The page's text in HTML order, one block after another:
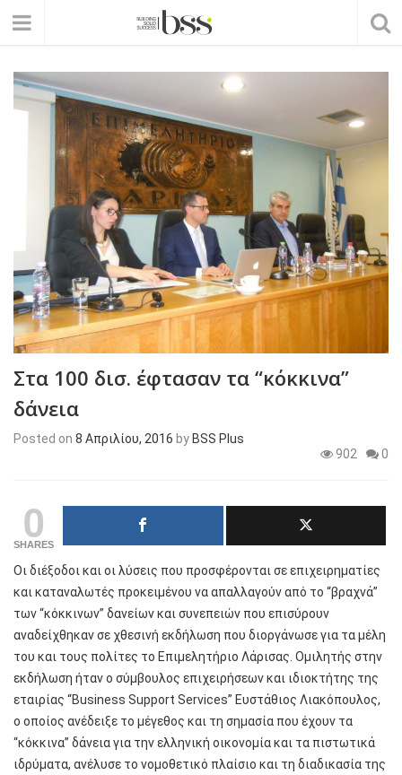
Στα 100 δισ. έφτασαν τα “κόκκινα”
δάνεια
Posted on 8 Απριλίου, 2016 byBSS Plus
902
0
0
SHARES
Οι διέξοδοι και οι λύσεις που προσφέρονται σε επιχειρηματίες
και καταναλωτές προκειμένου να απαλλαγούν από το “βραχνά”
των “κόκκινων” δανείων και συνεπειών που επισύρουν
αναδείχθηκαν σε χθεσινή εκδήλωση που διοργάνωσε για τα μέλη
του και τους πολίτες το Επιμελητήριο Λάρισας. Ομιλητής στην
εκδήλωση ήταν ο σύμβουλος επιχειρήσεων και ιδιοκτήτης της
εταιρίας “Business Support Services” Ευστάθιος Λιακόπουλος,
ο οποίος ανέδειξε το μέγεθος και τη σημασία που έχουν τα
“κόκκινα” δάνεια για την ελληνική οικονομία και τα πιστωτικά
ιδρύματα, ανέλυσε το νομοθετικό πλαίσιο και τη διαδικασία της